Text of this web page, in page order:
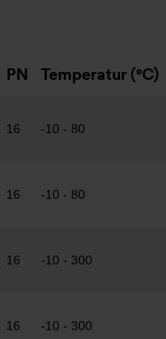
PN Temperatur (°C)
16 -10 - 80
16 -10 - 80
16 -10 - 300
16 -10 - 300